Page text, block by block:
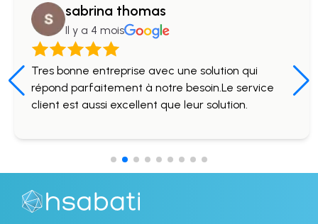
sabrina thomas
Il y a 4 mois
Tres bonne entreprise avec une solution qui
répond parfaitement à notre besoin.Le service
client est aussi excellent que leur solution.